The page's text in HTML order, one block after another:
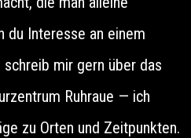
du Interesse an einem
mir gern über das
Ruhraue — ich
zu Orten und Zeitpunkten.